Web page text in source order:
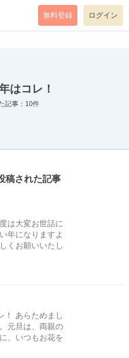
mode=return level=notice
無料登録 ログイン
はコレ！
記事：10件
稿された記事
は大変お世話に
年になりますよ
くお願いいたし
！ あらためまし
元旦は、両親の
、いつもお花を